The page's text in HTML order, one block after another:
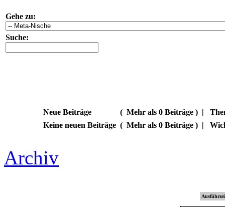
Gehe zu:
Suche:
Neue Beiträge ( Mehr als 0 Beiträge ) |
Keine neuen Beiträge ( Mehr als 0 Beiträge ) |
Archiv